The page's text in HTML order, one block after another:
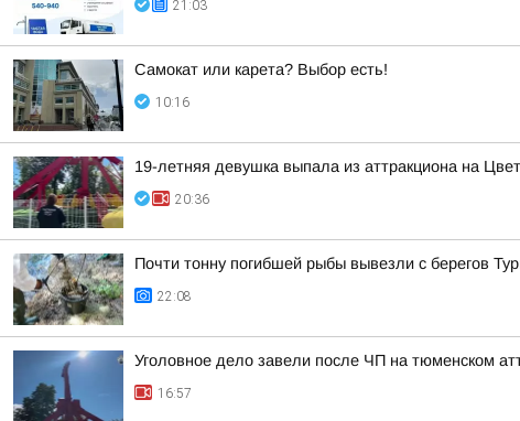
21:03
Самокат или карета? Выбор есть!
10:16
19-летняя девушка выпала из аттракциона на
20:36
Почти тонну погибшей рыбы вывезли с берегов
22:08
Уголовное дело завели после ЧП на тюменском
16:57